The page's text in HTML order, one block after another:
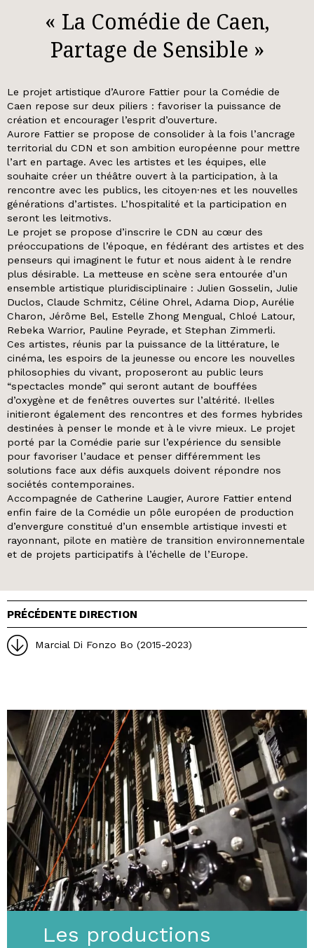
« La Comédie de Caen,
Partage de Sensible »
Le projet artistique d’Aurore Fattier pour la Comédie de
Caen repose sur deux piliers : favoriser la puissance de
création et encourager l’esprit d’ouverture.
Aurore Fattier se propose de consolider à la fois l’ancrage
territorial du CDN et son ambition européenne pour mettre
l’art en partage. Avec les artistes et les équipes, elle
souhaite créer un théâtre ouvert à la participation, à la
rencontre avec les publics, les citoyen·nes et les nouvelles
générations d’artistes. L’hospitalité et la participation en
seront les leitmotivs.
Le projet se propose d’inscrire le CDN au cœur des
préoccupations de l’époque, en fédérant des artistes et des
penseurs qui imaginent le futur et nous aident à le rendre
plus désirable. La metteuse en scène sera entourée d’un
ensemble artistique pluridisciplinaire : Julien Gosselin, Julie
Duclos, Claude Schmitz, Céline Ohrel, Adama Diop, Aurélie
Charon, Jérôme Bel, Estelle Zhong Mengual, Chloé Latour,
Rebeka Warrior, Pauline Peyrade, et Stephan Zimmerli.
Ces artistes, réunis par la puissance de la littérature, le
cinéma, les espoirs de la jeunesse ou encore les nouvelles
philosophies du vivant, proposeront au public leurs
“spectacles monde” qui seront autant de bouffées
d’oxygène et de fenêtres ouvertes sur l’altérité. Il·elles
initieront également des rencontres et des formes hybrides
destinées à penser le monde et à le vivre mieux. Le projet
porté par la Comédie parie sur l’expérience du sensible
pour favoriser l’audace et penser différemment les
solutions face aux défis auxquels doivent répondre nos
sociétés contemporaines.
Accompagnée de Catherine Laugier, Aurore Fattier entend
enfin faire de la Comédie un pôle européen de production
d’envergure constitué d’un ensemble artistique investi et
rayonnant, pilote en matière de transition environnementale
et de projets participatifs à l’échelle de l’Europe.
PRÉCÉDENTE DIRECTION
Marcial Di Fonzo Bo (2015-2023)
Les productions